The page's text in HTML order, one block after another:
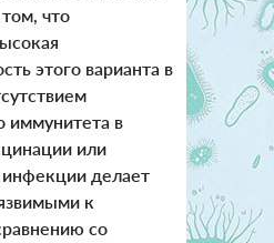
что
этого варианта в
иммунитета в
или
делает
к
со